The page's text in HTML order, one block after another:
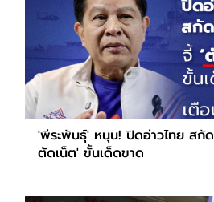
'พีระพันธุ์' หนุน! ปิดอ่าวไทย สกั
ตัดเน็ต' ขั้นเด็ดขาด